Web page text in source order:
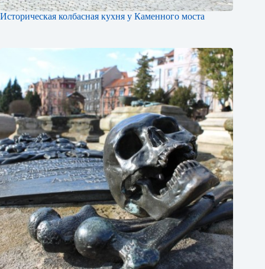
Историческая колбасная кухня у Каменного моста